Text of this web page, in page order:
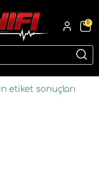
0
etiket sonuçları